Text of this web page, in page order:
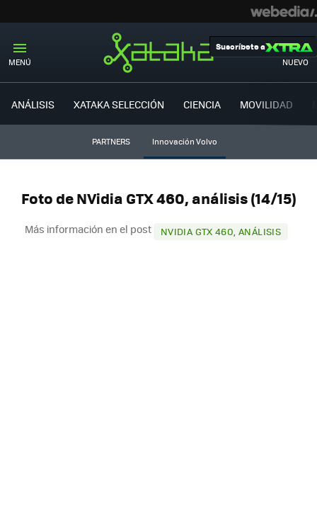
MENÚ NUEVO
Suscríbete a
ANÁLISIS XATAKA SELECCIÓN CIENCIA MOVILIDAD
PARTNERS Innovación Volvo
Foto de NVidia GTX 460, análisis (14/15)
Más información en el post NVIDIA GTX 460, ANÁLISIS